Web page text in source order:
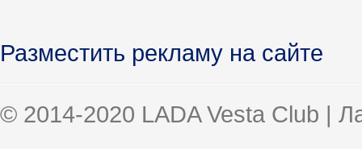
Разместить рекламу на сайте
© 2014-2020 LADA Vesta Club |